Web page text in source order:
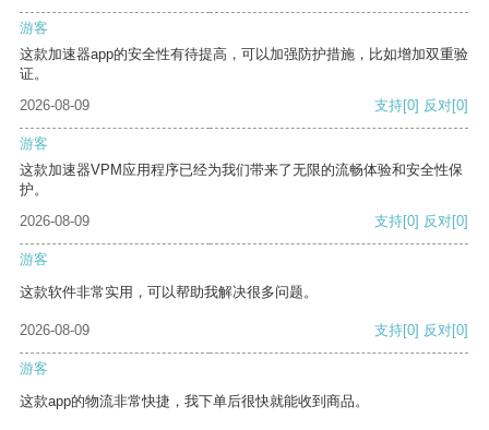
游客
这款加速器app的安全性有待提高，可以加强防护措施，比如增加双重验
证。
2026-08-09
支持[0] 反对[0]
游客
这款加速器VPM应用程序已经为我们带来了无限的流畅体验和安全性保
护。
2026-08-09
支持[0] 反对[0]
游客
这款软件非常实用，可以帮助我解决很多问题。
2026-08-09 支持[0] 反对[0]
游客
这款app的物流非常快捷，我下单后很快就能收到商品。